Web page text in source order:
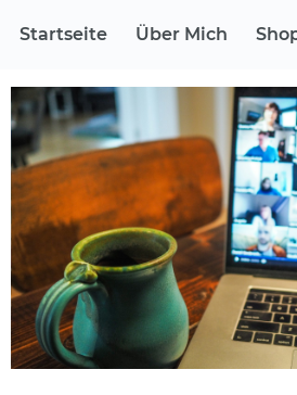
Startseite Über Mich